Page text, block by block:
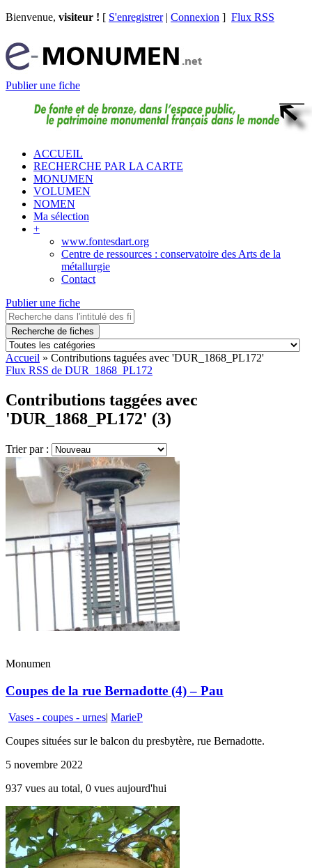
Bienvenue, visiteur ! [ S'enregistrer| Connexion ] Flux RSS
Publier une fiche
ACCUEIL
RECHERCHE PAR LA CARTE
MONUMEN
VOLUMEN
NOMEN
Ma sélection
+
www.fontesdart.org
Centre de ressources : conservatoire des Arts de la
métallurgie
Contact
Publier une fiche
Recherche de fiches
Accueil » Contributions taguées avec 'DUR_1868_PL172'
Flux RSS de DUR_1868_PL172
Contributions taggées avec
'DUR_1868_PL172' (3)
Trier par :
Monumen
Coupes de la rue Bernadotte (4) – Pau
Vases - coupes - urnes| MarieP
Coupes situées sur le balcon du presbytère, rue Bernadotte.
5 novembre 2022
937 vues au total, 0 vues aujourd'hui